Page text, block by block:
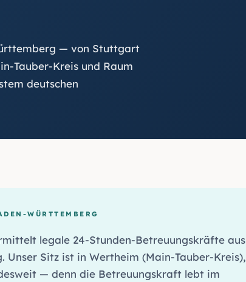
— von Stuttgart
Tauber-Kreis und Raum
deutschen
WÜRTTEMBERG
legale 24-Stunden-Betreuungskräfte aus
Unser Sitz ist in Wertheim (Main-Tauber-Kreis),
— denn die Betreuungskraft lebt im